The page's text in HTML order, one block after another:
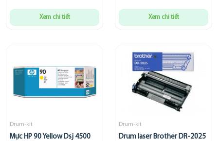
Xem chi tiết Xem chi tiết
Drum-kit
Mực HP 90 Yellow Dsj 4500
Drum-kit
Drum laser Brother DR-2025